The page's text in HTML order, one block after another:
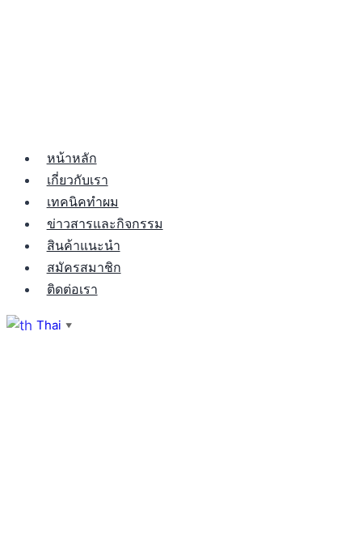
หน้าหลัก
เกี่ยวกับเรา
เทคนิคทำผม
ข่าวสารและกิจกรรม
สินค้าแนะนำ
สมัครสมาชิก
ติดต่อเรา
Thai ▼